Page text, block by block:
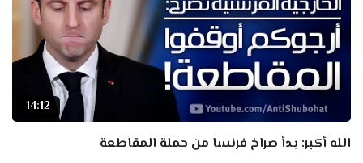
14:12
الله أكبر: بدأ صراخ فرنسا من حملة المقاطعة